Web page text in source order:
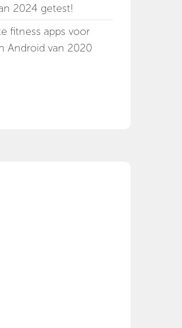
2024 getest!
fitness apps voor
Android van 2020